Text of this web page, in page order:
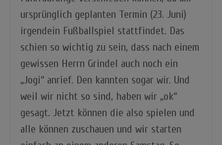
ursprünglich geplanten Termin (23. Juni)
irgendein Fußballspiel stattfindet. Das
schien so wichtig zu sein, dass nach einem
gewissen Herrn Grindel auch noch ein
„Jogi“ anrief. Den kannten sogar wir. Und
weil wir nicht so sind, haben wir „ok“
gesagt. Jetzt können die also spielen und
alle können zuschauen und wir starten